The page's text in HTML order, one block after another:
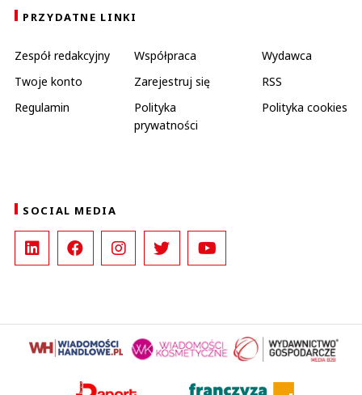
PRZYDATNE LINKI
Zespół redakcyjny Współpraca
Wydawca
Twoje konto
Zarejestruj się
RSS
Regulamin
Polityka
prywatności
Polityka cookies
SOCIAL MEDIA